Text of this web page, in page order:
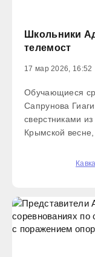
Школьники
телемост
17 мар 2026, 16:52
Обучающиеся
Сапрунова
сверстниками
Крымской
большой